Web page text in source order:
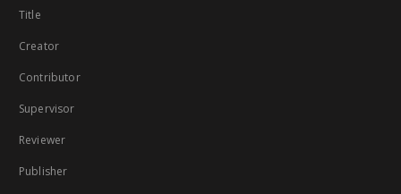
Title
Creator
Contributor
Supervisor
Reviewer
Publisher